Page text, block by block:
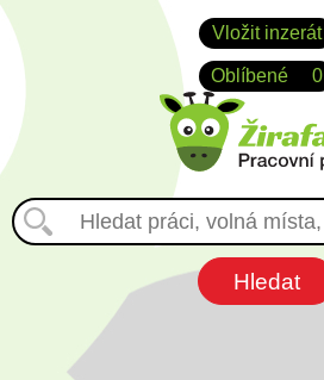
Vložit inzerát
Oblíbené 0